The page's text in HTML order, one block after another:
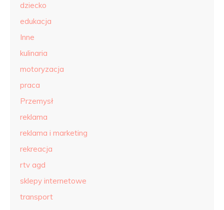
dziecko
edukacja
Inne
kulinaria
motoryzacja
praca
Przemysł
reklama
reklama i marketing
rekreacja
rtv agd
sklepy internetowe
transport